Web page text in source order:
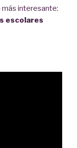
más interesante:
escolares